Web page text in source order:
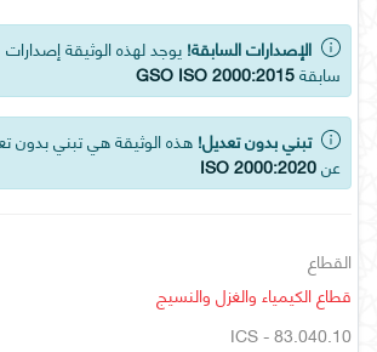
الإصدارات السابقة! يوجد لهذه الوثيقة إصدارات
سابقةGSO ISO 2000:2015
تبني بدون تعديل! هذه الوثيقة هي تبني بدون
عنISO 2000:2020
القطاع
قطاع الكيمياء والغزل والنسيج
ICS - 83.040.10